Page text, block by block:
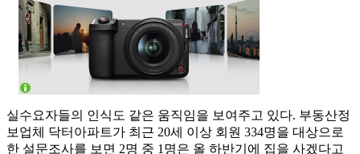
실수요자들의 인식도 같은 움직임을 보여주고 있다. 부동산정
보업체 닥터아파트가 최근 20세 이상 회원 334명을 대상으로
한 설문조사를 보면 2명 중 1명은 올 하반기에 집을 사겠다고